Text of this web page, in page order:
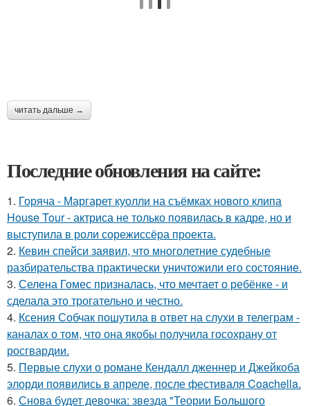
читать дальше →
Последние обновления на сайте:
1. Горяча - Маргарет куолли на съёмках нового клипа
House Tour - актриса не только появилась в кадре, но и
выступила в роли сорежиссёра проекта.
2. Кевин спейси заявил, что многолетние судебные
разбирательства практически уничтожили его состояние.
3. Селена Гомес призналась, что мечтает о ребёнке - и
сделала это трогательно и честно.
4. Ксения Собчак пошутила в ответ на слухи в телеграм -
каналах о том, что она якобы получила госохрану от
росгвардии.
5. Первые слухи о романе Кендалл дженнер и Джейкоба
элорди появились в апреле, после фестиваля Coachella.
6. Снова будет девочка: звезда "Теории Большого